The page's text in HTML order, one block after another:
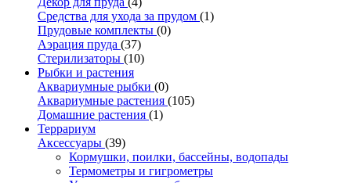
Средства для ухода за прудом (1)
Прудовые комплекты (0)
Аэрация пруда (37)
Стерилизаторы (10)
Рыбки и растения
Аквариумные рыбки (0)
Аквариумные растения (105)
Домашние растения (1)
Террариум
Аксессуары (39)
Кормушки, поилки, бассейны, водопады
Термометры и гигрометры